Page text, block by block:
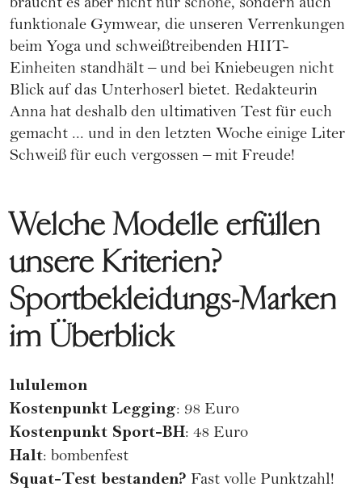
braucht es aber nicht nur schöne, sondern auch
funktionale Gymwear, die unseren Verrenkungen
beim Yoga und schweißtreibenden HIIT-
Einheiten standhält – und bei Kniebeugen nicht
Blick auf das Unterhoserl bietet. Redakteurin
Anna hat deshalb den ultimativen Test für euch
gemacht ... und in den letzten Woche einige Liter
Schweiß für euch vergossen – mit Freude!
Welche Modelle erfüllen
unsere Kriterien?
Sportbekleidungs-Marken
im Überblick
lululemon
Kostenpunkt Legging: 98 Euro
Kostenpunkt Sport-BH: 48 Euro
Halt: bombenfest
Squat-Test bestanden? Fast volle Punktzahl!